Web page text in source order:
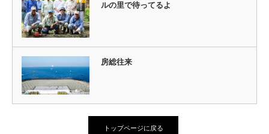
ルの里で待ってるよ
房総往来
トップページに戻る